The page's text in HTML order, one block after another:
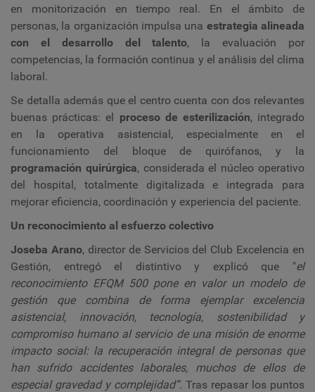
en monitorización en tiempo real. En el ámbito de
personas, la organización impulsa una estrategia alineada
con el desarrollo del talento, la evaluación por
competencias, la formación continua y el análisis del clima
laboral.
Se detalla además que el centro cuenta con dos relevantes
buenas prácticas: el proceso de esterilización, integrado
en la operativa asistencial, especialmente en el
funcionamiento del bloque de quirófanos, y la
programación quirúrgica, considerada el núcleo operativo
del hospital, totalmente digitalizada e integrada para
mejorar eficiencia, coordinación y experiencia del paciente.
Un reconocimiento al esfuerzo colectivo
Joseba Arano, director de Servicios del Club Excelencia en
Gestión, entregó el distintivo y explicó que "el
reconocimiento EFQM 500 pone en valor un modelo de
gestión que combina de forma ejemplar excelencia
asistencial, innovación, tecnología, sostenibilidad y
compromiso humano al servicio de una misión de enorme
impacto social: la recuperación integral de personas que
han sufrido accidentes laborales, muchos de ellos de
especial gravedad y complejidad”. Tras repasar los puntos